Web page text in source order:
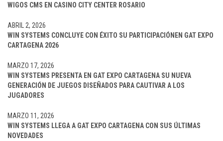
WIGOS CMS EN CASINO CITY CENTER ROSARIO
WIN SYSTEMS CONCLUYE CON ÉXITO SU PARTICIPACIÓNEN GAT EXPO
CARTAGENA 2026
ABRIL 2, 2026
WIN SYSTEMS PRESENTA EN GAT EXPO CARTAGENA SU NUEVA
GENERACIÓN DE JUEGOS DISEÑADOS PARA CAUTIVAR A LOS
JUGADORES
MARZO 17, 2026
WIN SYSTEMS LLEGA A GAT EXPO CARTAGENA CON SUS ÚLTIMAS
NOVEDADES
MARZO 11, 2026